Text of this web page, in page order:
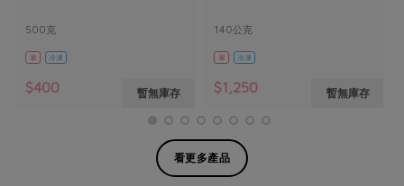
500克
葷 冷凍
$400 暫無庫存
140公克
葷 冷凍
$1,250 暫無庫存
看更多產品